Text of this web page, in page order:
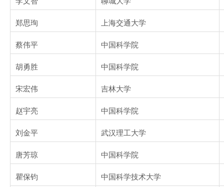
郑思珣 上海交通大学
蔡伟平 中国科学院
胡勇胜 中国科学院
宋宏伟 吉林大学
赵宇亮 中国科学院
刘金平 武汉理工大学
唐芳琼 中国科学院
瞿保钧 中国科学技术大学